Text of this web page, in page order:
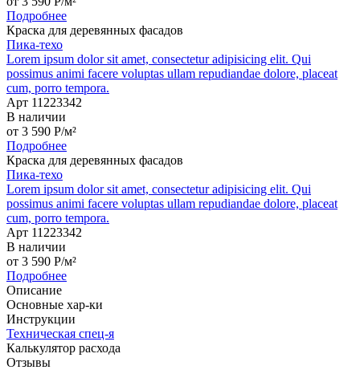
Подробнее
Краска для деревянных фасадов
Пика-техо
Lorem ipsum dolor sit amet, consectetur adipisicing elit. Qui
possimus animi facere voluptas ullam repudiandae dolore, placeat
cum, porro tempora.
Арт 11223342
В наличии
от 3 590 P/м²
Подробнее
Краска для деревянных фасадов
Пика-техо
Lorem ipsum dolor sit amet, consectetur adipisicing elit. Qui
possimus animi facere voluptas ullam repudiandae dolore, placeat
cum, porro tempora.
Арт 11223342
В наличии
от 3 590 P/м²
Подробнее
Описание
Основные хар-ки
Инструкции
Техническая спец-я
Калькулятор расхода
Отзывы